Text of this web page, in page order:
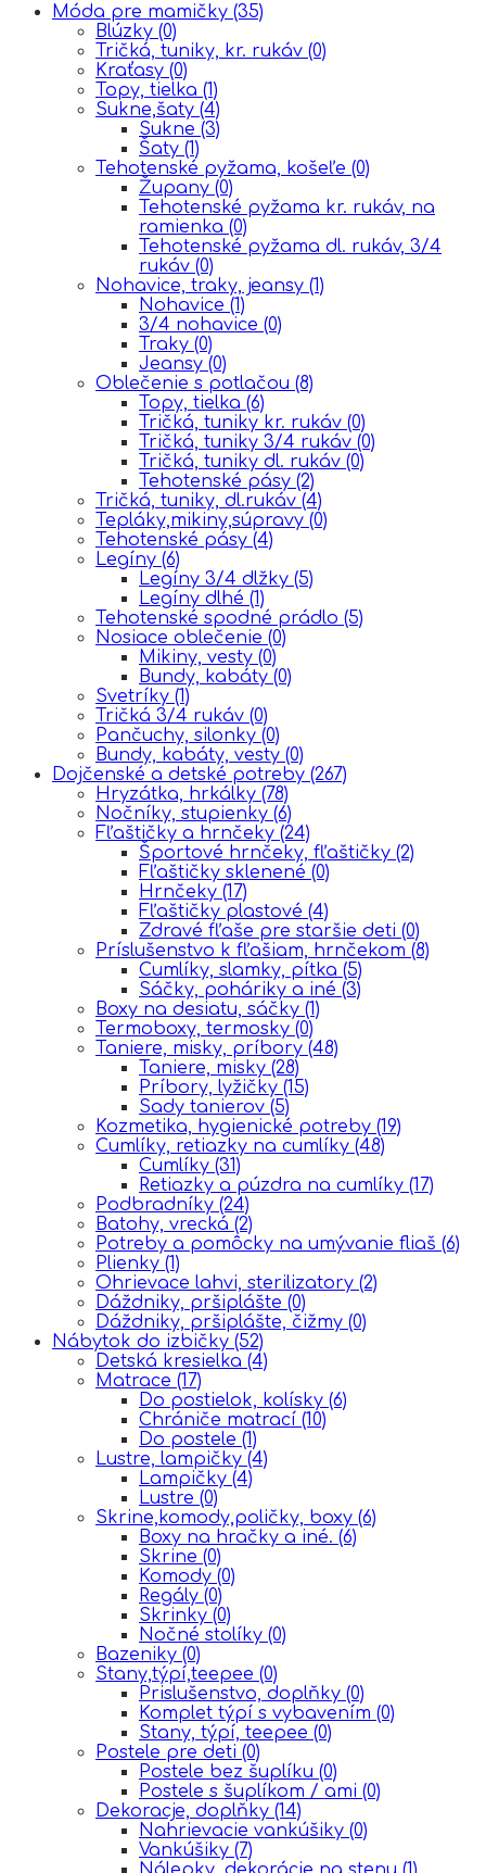
Móda pre mamičky (35)
Blúzky (0)
Tričká, tuniky, kr. rukáv (0)
Kraťasy (0)
Topy, tielka (1)
Sukne,šaty (4)
Sukne (3)
Šaty (1)
Tehotenské pyžama, košeľe (0)
Župany (0)
Tehotenské pyžama kr. rukáv, na
ramienka (0)
Tehotenské pyžama dl. rukáv, 3/4
rukáv (0)
Nohavice, traky, jeansy (1)
Nohavice (1)
3/4 nohavice (0)
Traky (0)
Jeansy (0)
Oblečenie s potlačou (8)
Topy, tielka (6)
Tričká, tuniky kr. rukáv (0)
Tričká, tuniky 3/4 rukáv (0)
Tričká, tuniky dl. rukáv (0)
Tehotenské pásy (2)
Tričká, tuniky, dl.rukáv (4)
Tepláky,mikiny,súpravy (0)
Tehotenské pásy (4)
Legíny (6)
Legíny 3/4 dlžky (5)
Legíny dlhé (1)
Tehotenské spodné prádlo (5)
Nosiace oblečenie (0)
Mikiny, vesty (0)
Bundy, kabáty (0)
Svetríky (1)
Tričká 3/4 rukáv (0)
Pančuchy, silonky (0)
Bundy, kabáty, vesty (0)
Dojčenské a detské potreby (267)
Hryzátka, hrkálky (78)
Nočníky, stupienky (6)
Fľaštičky a hrnčeky (24)
Športové hrnčeky, fľaštičky (2)
Fľaštičky sklenené (0)
Hrnčeky (17)
Fľaštičky plastové (4)
Zdravé fľaše pre staršie deti (0)
Príslušenstvo k fľašiam, hrnčekom (8)
Cumlíky, slamky, pítka (5)
Sáčky, poháriky a iné (3)
Boxy na desiatu, sáčky (1)
Termoboxy, termosky (0)
Taniere, misky, príbory (48)
Taniere, misky (28)
Príbory, lyžičky (15)
Sady tanierov (5)
Kozmetika, hygienické potreby (19)
Cumlíky, retiazky na cumlíky (48)
Cumlíky (31)
Retiazky a púzdra na cumlíky (17)
Podbradníky (24)
Batohy, vrecká (2)
Potreby a pomôcky na umývanie fliaš (6)
Plienky (1)
Ohrievace lahvi, sterilizatory (2)
Dáždniky, pršiplášte (0)
Dáždniky, pršiplášte, čižmy (0)
Nábytok do izbičky (52)
Detská kresielka (4)
Matrace (17)
Do postielok, kolísky (6)
Chrániče matrací (10)
Do postele (1)
Lustre, lampičky (4)
Lampičky (4)
Lustre (0)
Skrine,komody,poličky, boxy (6)
Boxy na hračky a iné. (6)
Skrine (0)
Komody (0)
Regály (0)
Skrinky (0)
Nočné stolíky (0)
Bazeniky (0)
Stany,týpí,teepee (0)
Prislušenstvo, doplňky (0)
Komplet týpí s vybavením (0)
Stany, týpí, teepee (0)
Postele pre deti (0)
Postele bez šuplíku (0)
Postele s šuplíkom / ami (0)
Dekoracje, doplňky (14)
Nahrievacie vankúšiky (0)
Vankúšiky (7)